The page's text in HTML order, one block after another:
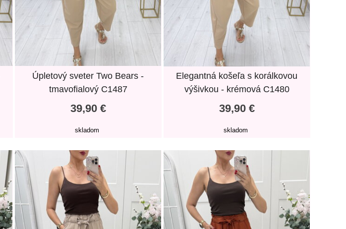
Úpletový sveter Two Bears -
tmavofialový C1487
39,90 €
skladom
Elegantná košeľa s korálkovou
výšivkou - krémová C1480
39,90 €
skladom